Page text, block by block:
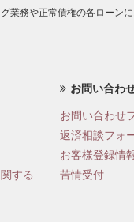
業務や正常債権の各ローン
する
お問い合わ
お問い合わせ
返済相談フォ
お客様登録情
苦情受付